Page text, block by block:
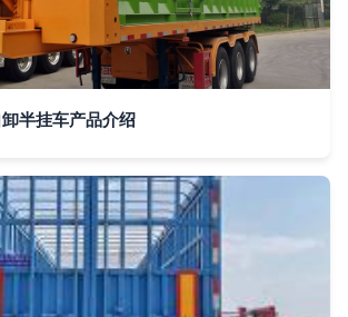
半挂车产品介绍